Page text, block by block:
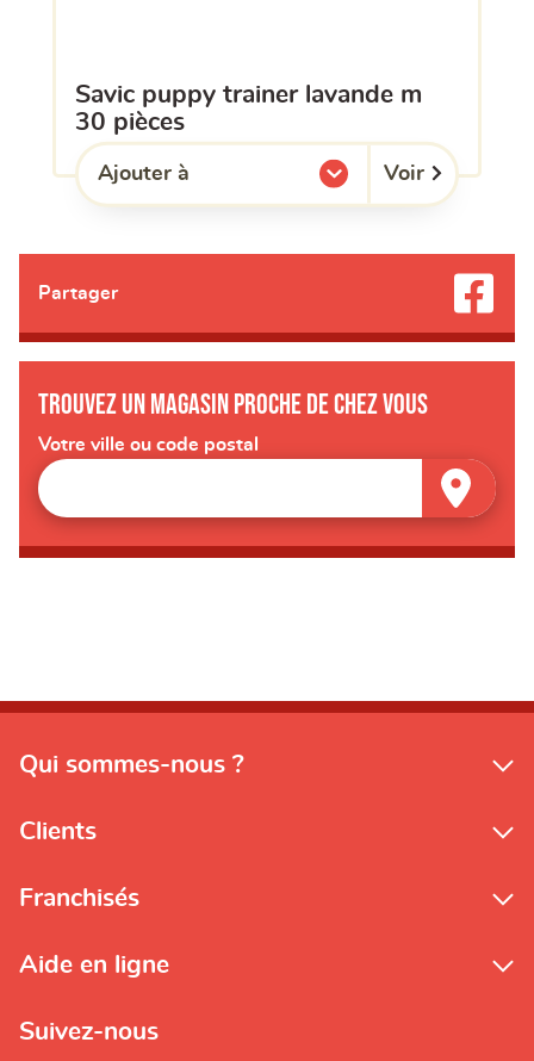
savic puppy trainer lavande m
30 pièces
Ajouter à
l'une de mes listes. Voir
Partager
Trouvez un magasin proche de chez vous
Votre ville ou code postal
Qui sommes-nous ?
Clients
Franchisés
Aide en ligne
Suivez-nous